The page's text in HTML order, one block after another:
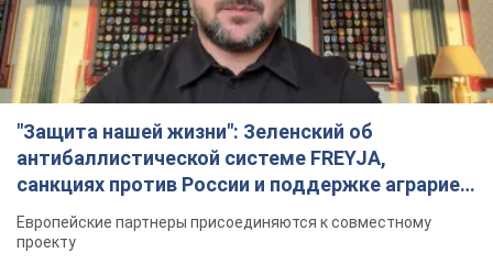
"Защита нашей жизни": Зеленский об
антибаллистической системе FREYJA,
санкциях против России и поддержке аграриев.
Видео
Европейские партнеры присоединяются к совместному
проекту